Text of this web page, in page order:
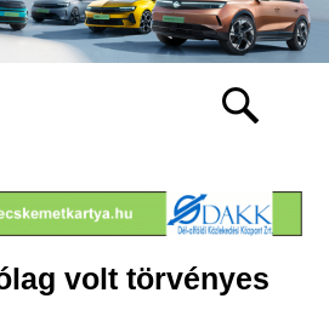
volt törvényes